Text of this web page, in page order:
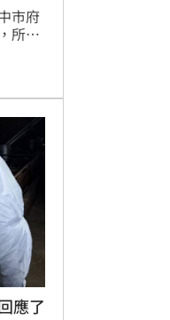
市府
所幸
情
應了